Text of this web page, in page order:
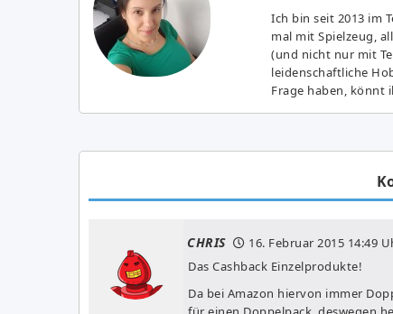
Ich bin seit 2013 im
mal mit Spielzeug,
(und nicht nur mit
leidenschaftliche
Frage haben, könnt
CHRIS 16. Februar 2015 14:49
Das Cashback Einzelprodukte!
Da bei Amazon hiervon immer